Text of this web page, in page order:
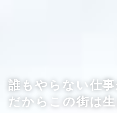
誰もやらない仕事
だからこの街は生